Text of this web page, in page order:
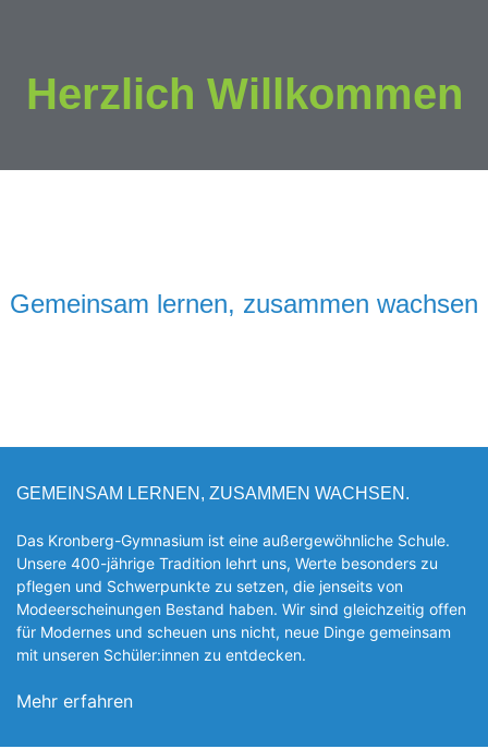
Herzlich Willkommen
Gemeinsam lernen, zusammen wachsen
GEMEINSAM LERNEN, ZUSAMMEN WACHSEN.
Das Kronberg-Gymnasium ist eine außergewöhnliche Schule.
Unsere 400-jährige Tradition lehrt uns, Werte besonders zu
pflegen und Schwerpunkte zu setzen, die jen­seits von
Modeerscheinungen Be­stand haben. Wir sind gleichzeitig offen
für Modernes und scheuen uns nicht, neue Dinge gemeinsam
mit unseren Schüler:innen zu entde­cken.
Mehr erfahren